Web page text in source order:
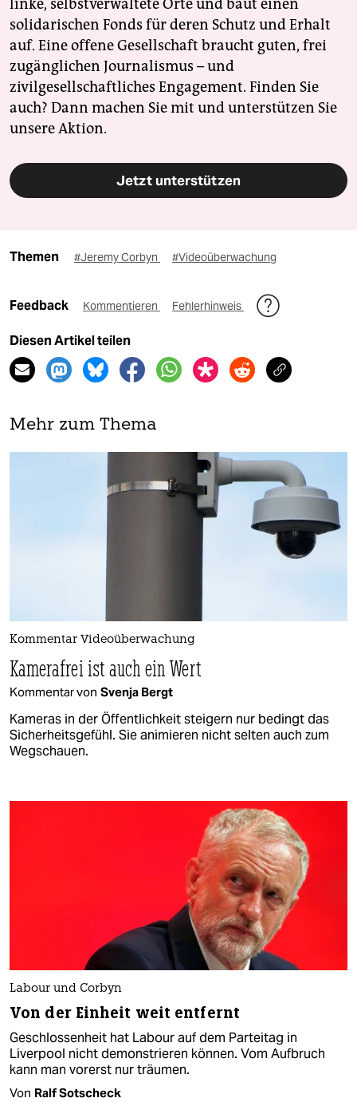
linke, selbstverwaltete Orte und baut einen
solidarischen Fonds für deren Schutz und Erhalt
auf. Eine offene Gesellschaft braucht guten, frei
zugänglichen Journalismus – und
zivilgesellschaftliches Engagement. Finden Sie
auch? Dann machen Sie mit und unterstützen Sie
unsere Aktion.
Jetzt unterstützen
Themen #Jeremy Corbyn #Videoüberwachung
Feedback Kommentieren Fehlerhinweis
Diesen Artikel teilen
Mehr zum Thema
Kommentar Videoüberwachung
Kamerafrei ist auch ein Wert
Kommentar von Svenja Bergt
Kameras in der Öffentlichkeit steigern nur bedingt das
Sicherheitsgefühl. Sie animieren nicht selten auch zum
Wegschauen.
Labour und Corbyn
Von der Einheit weit entfernt
Geschlossenheit hat Labour auf dem Parteitag in
Liverpool nicht demonstrieren können. Vom Aufbruch
kann man vorerst nur träumen.
Von Ralf Sotscheck